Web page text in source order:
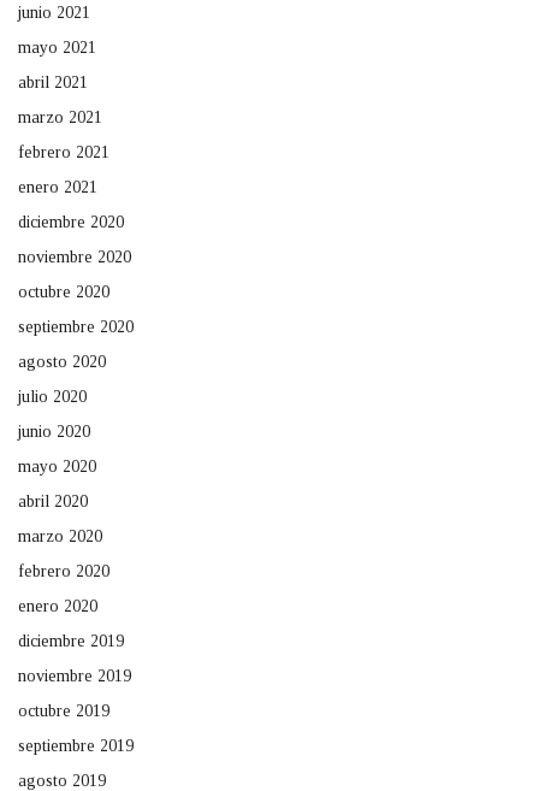
junio 2021
mayo 2021
abril 2021
marzo 2021
febrero 2021
enero 2021
diciembre 2020
noviembre 2020
octubre 2020
septiembre 2020
agosto 2020
julio 2020
junio 2020
mayo 2020
abril 2020
marzo 2020
febrero 2020
enero 2020
diciembre 2019
noviembre 2019
octubre 2019
septiembre 2019
agosto 2019